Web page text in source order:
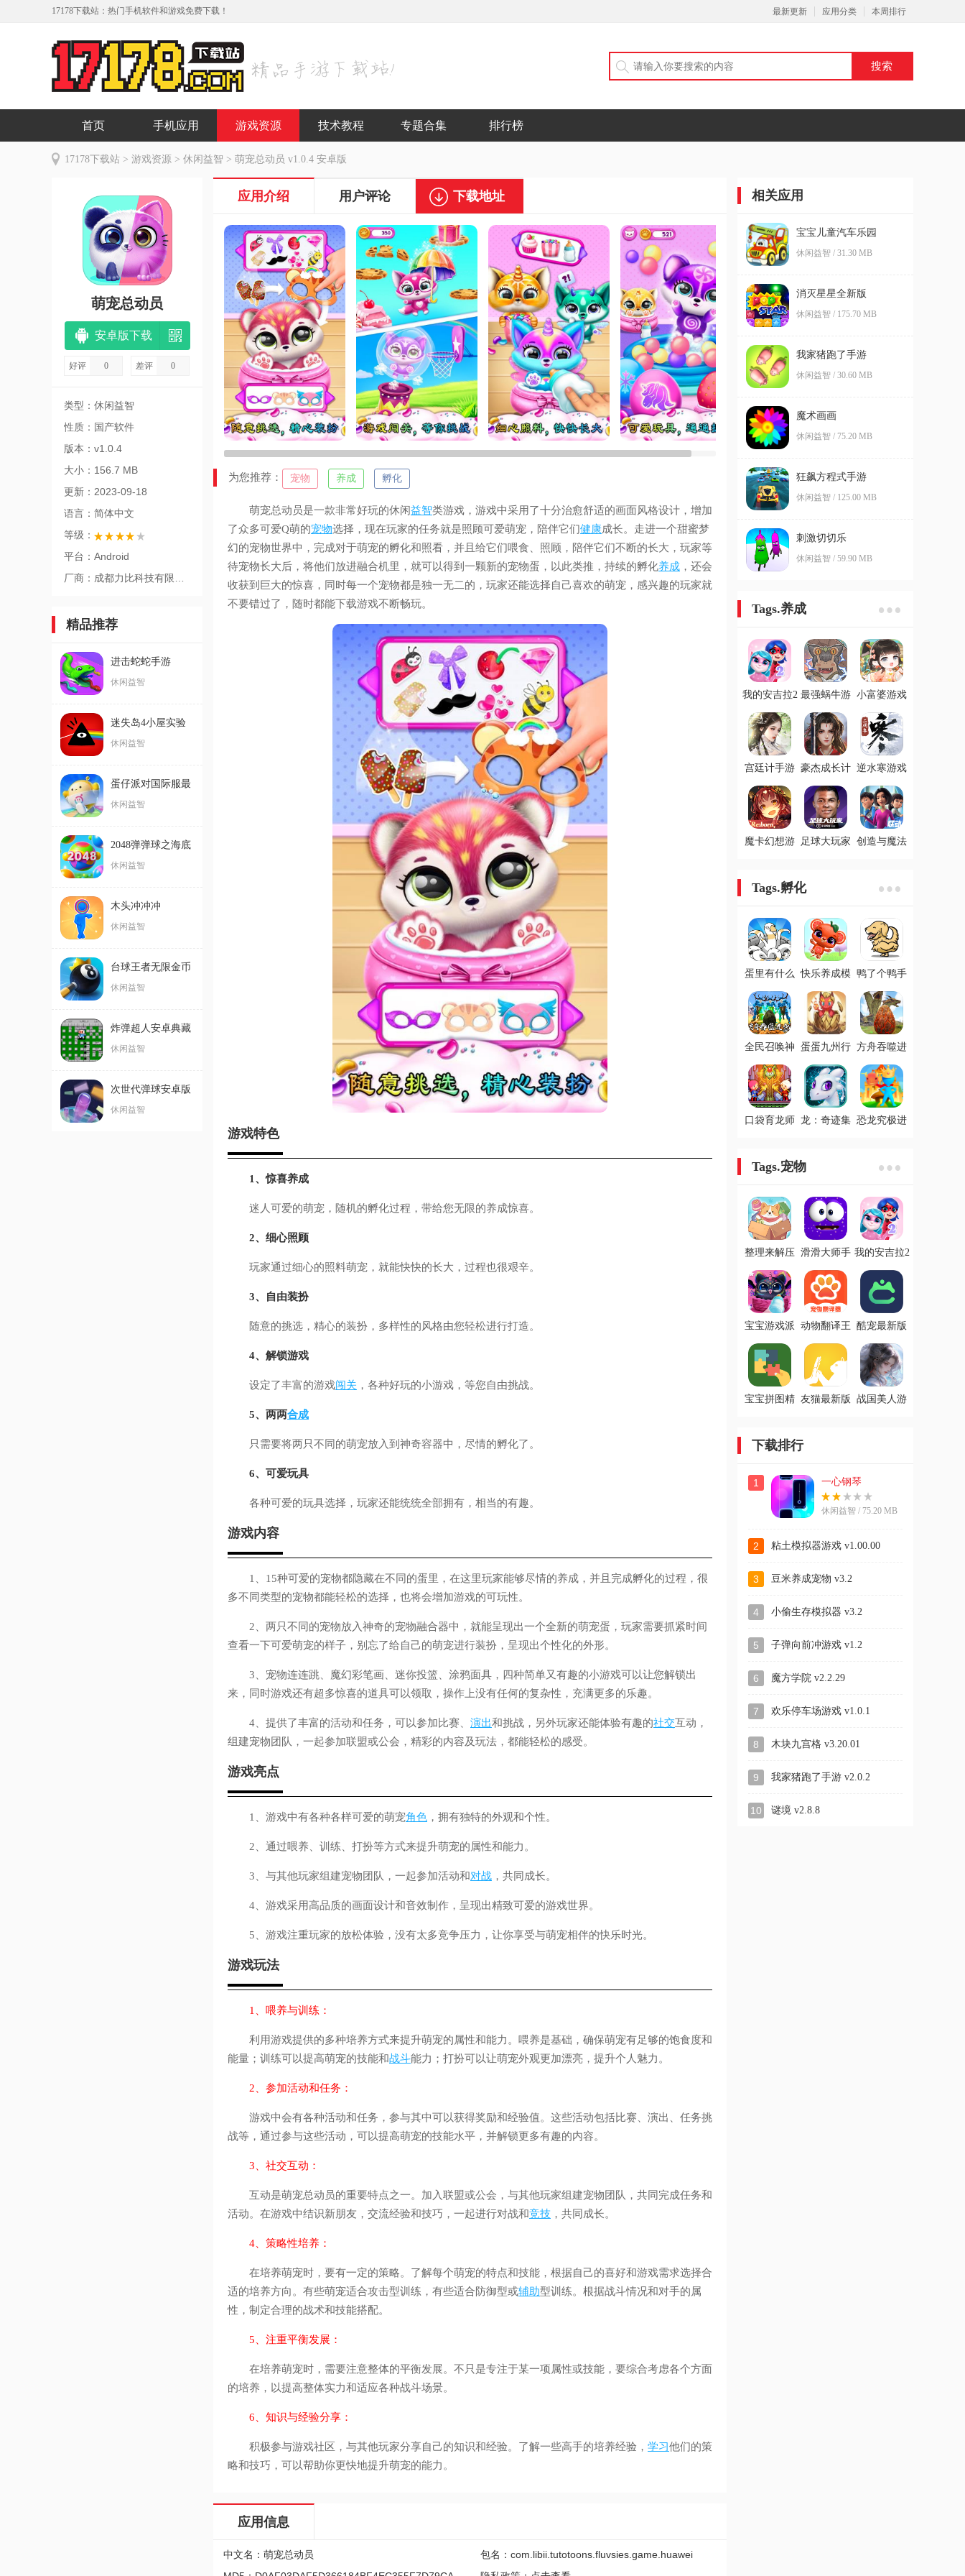
17178下载站：热门手机软件和游戏免费下载！ 最新更新 应用分类 本周排行
首页 手机应用 游戏资源 技术教程 专题合集 排行榜
17178下载站 > 游戏资源 > 休闲益智 > 萌宠总动员 v1.0.4 安卓版
萌宠总动员
安卓版下载
好评 0 差评 0
类型：休闲益智
性质：国产软件
版本：v1.0.4
大小：156.7 MB
更新：2023-09-18
语言：简体中文
等级：
平台：Android
精品推荐
进击蛇蛇手游
休闲益智
迷失岛4小屋实验
休闲益智
蛋仔派对国际服最
新版
休闲益智
2048弹弹球之海底
世界手游
休闲益智
木头冲冲冲
休闲益智
台球王者无限金币
钻石破解版
休闲益智
炸弹超人安卓典藏
版
休闲益智
次世代弹球安卓版
休闲益智
应用介绍 用户评论 下载地址
为您推荐： 宠物 养成 孵化
萌宠总动员是一款非常好玩的休闲益智类游戏，游戏中采用了十分治愈舒适的画面风格设计，增加
了众多可爱Q萌的宠物选择，现在玩家的任务就是照顾可爱萌宠，陪伴它们健康成长。走进一个甜蜜梦
幻的宠物世界中，完成对于萌宠的孵化和照看，并且给它们喂食、照顾，陪伴它们不断的长大，玩家等
待宠物长大后，将他们放进融合机里，就可以得到一颗新的宠物蛋，以此类推，持续的孵化养成 ，还会
收获到巨大的惊喜，同时每一个宠物都是独一无二的，玩家还能选择自己喜欢的萌宠，感兴趣的玩家就
不要错过了，随时都能下载游戏不断畅玩。
游戏特色
1、惊喜养成
迷人可爱的萌宠，随机的孵化过程，带给您无限的养成惊喜。
2、细心照顾
玩家通过细心的照料萌宠，就能快快的长大，过程也很艰辛。
3、自由装扮
随意的挑选，精心的装扮，多样性的风格由您轻松进行打造。
4、解锁游戏
设定了丰富的游戏闯关 ，各种好玩的小游戏，等您自由挑战。
5、两两合成
只需要将两只不同的萌宠放入到神奇容器中，尽情的孵化了。
6、可爱玩具
各种可爱的玩具选择，玩家还能统统全部拥有，相当的有趣。
游戏内容
1、15种可爱的宠物都隐藏在不同的蛋里，在这里玩家能够尽情的养成，并且完成孵化的过程，很
多不同类型的宠物都能轻松的选择，也将会增加游戏的可玩性。
2、两只不同的宠物放入神奇的宠物融合器中，就能呈现出一个全新的萌宠蛋，玩家需要抓紧时间
查看一下可爱萌宠的样子，别忘了给自己的萌宠进行装扮，呈现出个性化的外形。
3、宠物连连跳、魔幻彩笔画、迷你投篮、涂鸦面具，四种简单又有趣的小游戏可以让您解锁出
来，同时游戏还有超多惊喜的道具可以领取，操作上没有任何的复杂性，充满更多的乐趣。
4、提供了丰富的活动和任务，可以参加比赛、 演出和挑战，另外玩家还能体验有趣的社交互动，
组建宠物团队，一起参加联盟或公会，精彩的内容及玩法，都能轻松的感受。
游戏亮点
1、游戏中有各种各样可爱的萌宠角色 ，拥有独特的外观和个性。
2、通过喂养、训练、打扮等方式来提升萌宠的属性和能力。
3、与其他玩家组建宠物团队，一起参加活动和对战 ，共同成长。
4、游戏采用高品质的画面设计和音效制作，呈现出精致可爱的游戏世界。
5、游戏注重玩家的放松体验，没有太多竞争压力，让你享受与萌宠相伴的快乐时光。
游戏玩法
1、喂养与训练：
利用游戏提供的多种培养方式来提升萌宠的属性和能力。喂养是基础，确保萌宠有足够的饱食度和
能量；训练可以提高萌宠的技能和战斗能力；打扮可以让萌宠外观更加漂亮，提升个人魅力。
2、参加活动和任务：
游戏中会有各种活动和任务，参与其中可以获得奖励和经验值。这些活动包括比赛、演出、任务挑
战等，通过参与这些活动，可以提高萌宠的技能水平，并解锁更多有趣的内容。
3、社交互动：
互动是萌宠总动员的重要特点之一。加入联盟或公会，与其他玩家组建宠物团队，共同完成任务和
活动。在游戏中结识新朋友，交流经验和技巧，一起进行对战和竞技 ，共同成长。
4、策略性培养：
在培养萌宠时，要有一定的策略。了解每个萌宠的特点和技能，根据自己的喜好和游戏需求选择合
适的培养方向。有些萌宠适合攻击型训练，有些适合防御型或辅助型训练。根据战斗情况和对手的属
性，制定合理的战术和技能搭配。
5、注重平衡发展：
在培养萌宠时，需要注意整体的平衡发展。不只是专注于某一项属性或技能，要综合考虑各个方面
的培养，以提高整体实力和适应各种战斗场景。
6、知识与经验分享：
积极参与游戏社区，与其他玩家分享自己的知识和经验。了解一些高手的培养经验， 学习他们的策
略和技巧，可以帮助你更快地提升萌宠的能力。
应用信息
中文名：萌宠总动员
包名：com.libii.tutotoons.fluvsies.game.huawei
相关应用
宝宝儿童汽车乐园
休闲益智 / 31.30 MB
消灭星星全新版
休闲益智 / 175.70 MB
我家猪跑了手游
休闲益智 / 30.60 MB
魔术画画
休闲益智 / 75.20 MB
狂飙方程式手游
休闲益智 / 125.00 MB
刺激切切乐
休闲益智 / 59.90 MB
Tags.养成
我的安吉拉2 最强蜗牛游 小富婆游戏
宫廷计手游 豪杰成长计 逆水寒游戏
魔卡幻想游 足球大玩家 创造与魔法
Tags.孵化
蛋里有什么 快乐养成模 鸭了个鸭手
全民召唤神
戏
蛋蛋九州行 方舟吞噬进
口袋育龙师 龙：奇迹集 恐龙究极进
Tags.宠物
整理来解压 滑滑大师手 我的安吉拉2
宝宝游戏派 动物翻译王 酷宠最新版
宝宝拼图精 友猫最新版
战国美人游
下载排行
1 一心钢琴
休闲益智 / 75.20 MB
2 粘土模拟器游戏 v1.00.00
3 豆米养成宠物 v3.2
4 小偷生存模拟器 v3.2
5 子弹向前冲游戏 v1.2
6 魔方学院 v2.2.29
7 欢乐停车场游戏 v1.0.1
8 木块九宫格 v3.20.01
9 我家猪跑了手游 v2.0.2
10 谜境 v2.8.8